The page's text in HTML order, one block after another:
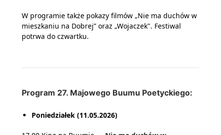
W programie także pokazy filmów „Nie ma duchów w
mieszkaniu na Dobrej” oraz „Wojaczek". Festiwal
potrwa do czwartku.
Program 27. Majowego Buumu Poetyckiego:
Poniedziałek (11.05.2026)